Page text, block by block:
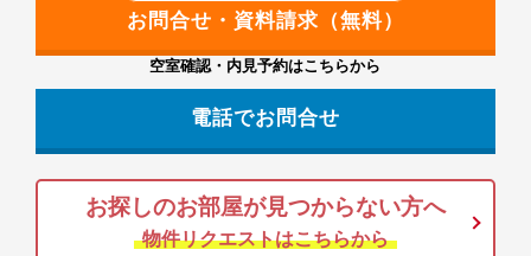
空室確認・内見予約はこちらから
電話でお問合せ
お探しのお部屋が見つからない方へ
物件リクエストはこちらから